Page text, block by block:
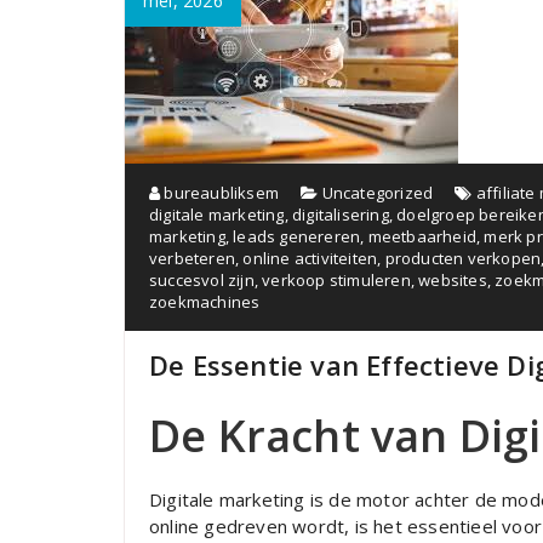
bureaubliksem Uncategorized
affiliate
digitale marketing,digitalisering,doelgroep
marketing,leads genereren, meetbaarheid,merk
verbeteren,online activiteiten, producten verkopen
succesvol zijn,verkoop stimuleren,websites,
zoekmachines
De Essentie van Effectieve
De Kracht van
Digitale marketing is de motor achter de
online gedreven wordt, is het essentieel